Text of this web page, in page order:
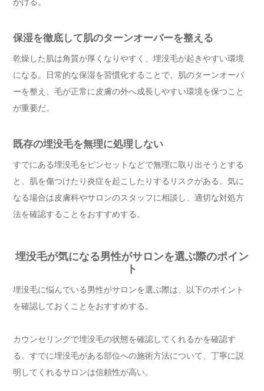
保湿を徹底して肌のターンオーバーを整える
乾燥した肌は角質が厚くなりやすく、埋没毛が起きやすい環境
になる。日常的な保湿を習慣化することで、肌のターンオーバ
ーを整え、毛が正常に皮膚の外へ成長しやすい環境を保つこと
が重要だ。
既存の埋没毛を無理に処理しない
すでにある埋没毛をピンセットなどで無理に取り出そうとする
と、肌を傷つけたり炎症を起こしたりするリスクがある。気に
なる場合は皮膚科やサロンのスタッフに相談し、適切な対処方
法を確認することをおすすめする。
埋没毛が気になる男性がサロンを選ぶ際のポイン
ト
埋没毛に悩んでいる男性がサロンを選ぶ際は、以下のポイント
を確認しておくことをおすすめする。
カウンセリングで埋没毛の状態を確認してくれるかを確認す
る。すでに埋没毛がある部位への施術方法について、丁寧に説
明してくれるサロンは信頼性が高い。